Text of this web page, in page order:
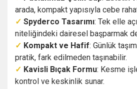
arada, kompakt yapısıyla cebe
✓ Spyderco Tasarımı: Tek elle
niteliğindeki dairesel başparmak
✓ Kompakt ve Hafif: Günlük
pratik, fark edilmeden taşınabilir.
✓ Kavisli Bıçak Formu: Kesme
kontrol ve keskinlik sunar.